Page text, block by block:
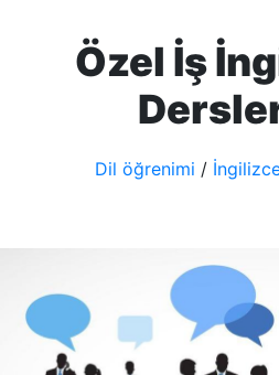
Özel İş
Dil öğrenimi /